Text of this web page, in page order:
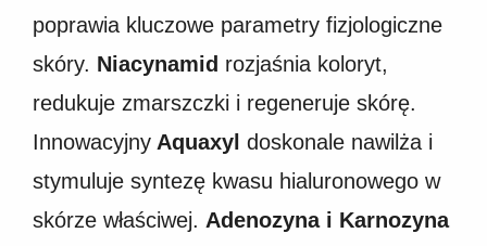
poprawia kluczowe parametry fizjologiczne
skóry. Niacynamid rozjaśnia koloryt,
redukuje zmarszczki i regeneruje skórę.
Innowacyjny Aquaxyl doskonale nawilża i
stymuluje syntezę kwasu hialuronowego w
skórze właściwej. Adenozyna i Karnozyna